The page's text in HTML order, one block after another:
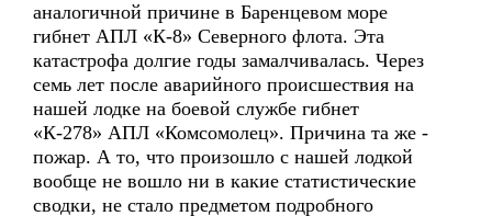
аналогичной причине в Баренцевом море
гибнет АПЛ «К-8» Северного флота. Эта
катастрофа долгие годы замалчивалась. Через
семь лет после аварийного происшествия на
нашей лодке на боевой службе гибнет
«К-278» АПЛ «Комсомолец». Причина та же -
пожар. А то, что произошло с нашей лодкой
вообще не вошло ни в какие статистические
сводки, не стало предметом подробного